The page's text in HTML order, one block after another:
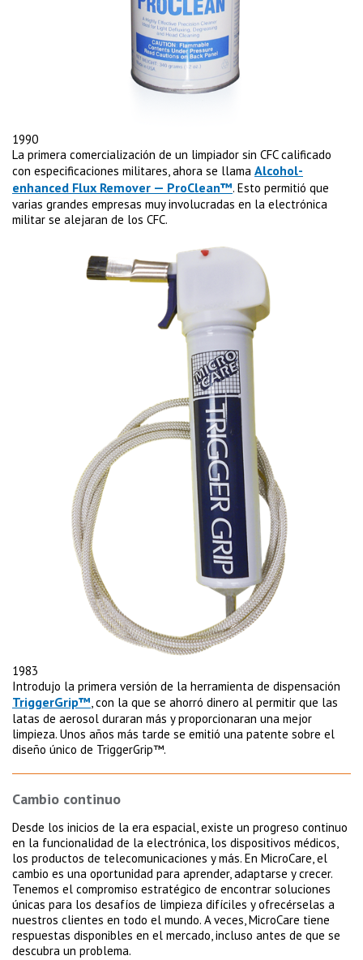
1990
La primera comercialización de un limpiador sin CFC calificado
con especificaciones militares, ahora se llama Alcohol-
enhanced Flux Remover — ProClean™. Esto permitió que
varias grandes empresas muy involucradas en la electrónica
militar se alejaran de los CFC.
1983
Introdujo la primera versión de la herramienta de dispensación
TriggerGrip™, con la que se ahorró dinero al permitir que las
latas de aerosol duraran más y proporcionaran una mejor
limpieza. Unos años más tarde se emitió una patente sobre el
diseño único de TriggerGrip™.
Cambio continuo
Desde los inicios de la era espacial, existe un progreso continuo
en la funcionalidad de la electrónica, los dispositivos médicos,
los productos de telecomunicaciones y más. En MicroCare, el
cambio es una oportunidad para aprender, adaptarse y crecer.
Tenemos el compromiso estratégico de encontrar soluciones
únicas para los desafíos de limpieza difíciles y ofrecérselas a
nuestros clientes en todo el mundo. A veces, MicroCare tiene
respuestas disponibles en el mercado, incluso antes de que se
descubra un problema.